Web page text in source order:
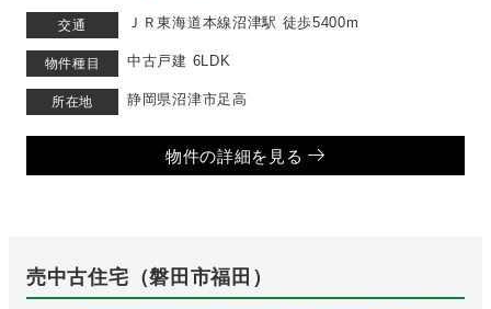
交通 ＪＲ東海道本線沼津駅 徒歩5400m
物件種目 中古戸建 6LDK
所在地 静岡県沼津市足高
物件の詳細を見る
売中古住宅（磐田市福田）